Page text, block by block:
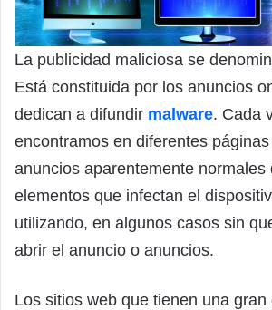
La publicidad maliciosa se
Está constituida por los anuncios
dedican a difundir malware. Cada
encontramos en diferentes
anuncios aparentemente normales
elementos que infectan el
utilizando, en algunos casos sin
abrir el anuncio o anuncios.
Los sitios web que tienen una gran